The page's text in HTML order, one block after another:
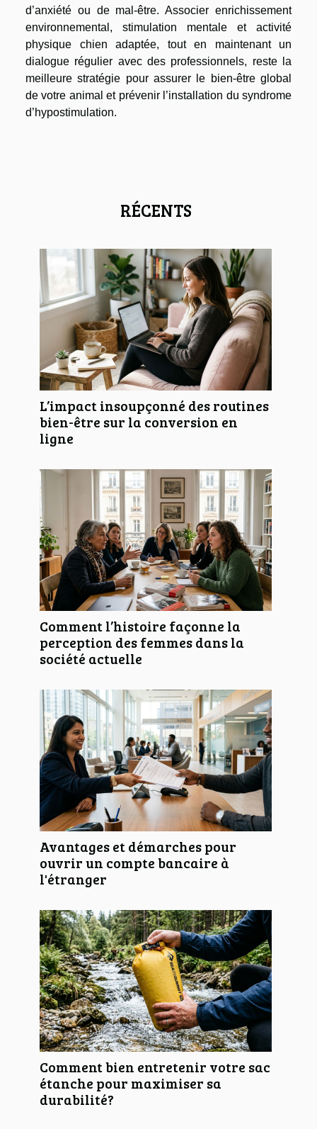
d’anxiété ou de mal-être. Associer enrichissement
environnemental, stimulation mentale et activité
physique chien adaptée, tout en maintenant un
dialogue régulier avec des professionnels, reste la
meilleure stratégie pour assurer le bien-être global
de votre animal et prévenir l’installation du syndrome
d’hypostimulation.
RÉCENTS
L’impact insoupçonné des routines
bien-être sur la conversion en
ligne
Comment l’histoire façonne la
perception des femmes dans la
société actuelle
Avantages et démarches pour
ouvrir un compte bancaire à
l'étranger
Comment bien entretenir votre sac
étanche pour maximiser sa
durabilité?